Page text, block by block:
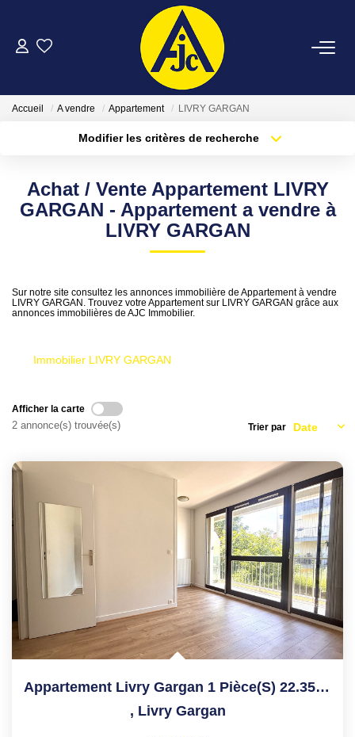
ACHETER
FAIRE GÉRER
CONTACT
Accueil A vendre Appartement LIVRY GARGAN
Modifier les critères de recherche
Sélectionnez...
Type de bien
Surface min
Achat / Vente Appartement LIVRY
GARGAN - Appartement a vendre à
LIVRY GARGAN
Sur notre site consultez les annonces immobilière de Appartement à vendre
LIVRY GARGAN. Trouvez votre Appartement sur LIVRY GARGAN grâce aux
annonces immobilières de AJC Immobilier.
Immobilier LIVRY GARGAN
Afficher la carte
2 annonce(s) trouvée(s) Trier par
Appartement Livry Gargan 1 Pièce(s) 22.35 M2
, Livry Gargan